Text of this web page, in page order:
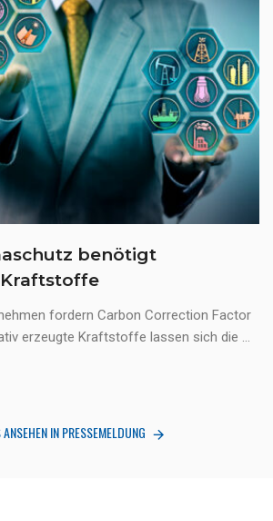
benötigt
fordern Carbon Correction Factor
erzeugte Kraftstoffe lassen sich die ...
IN PRESSEMELDUNG